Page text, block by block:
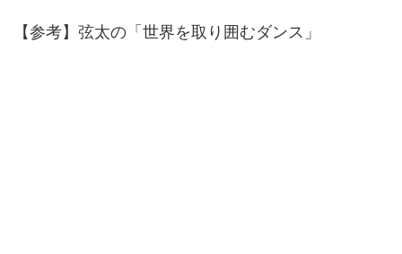
【参考】弦太の「世界を取り囲むダンス」